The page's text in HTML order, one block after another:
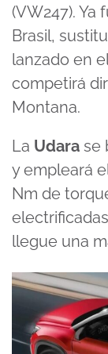
(VW247).
Brasil,
lanzado en
competirá
Montana.
La Udara se
y empleará
Nm de
llegue una